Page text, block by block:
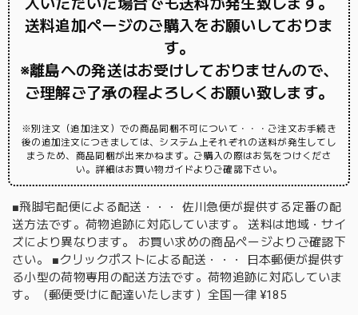
送料追加ページのご購入をお願いしておりま
す。
※離島への発送はお受けしておりませんので、
ご理解ご了承の程よろしくお願い致します。
※別注文（追加注文）での商品同梱不可について・・・ご注文お手続き
後の追加注文につきましては、システム上それぞれの送料が発生してし
まうため、商品同梱が出来かねます。ご購入の際はお気をつけくださ
い。詳細はお買い物ガイドよりご確認下さい。
■飛脚宅配便による配送・・・ 佐川急便が提供する定番の配
送方法です。荷物追跡に対応しています。 送料は地域・サイ
ズにより異なります。 お買い求めの商品ページよりご確認下
さい。 ■クリックポストによる配送・・・ 日本郵便が提供す
る小型の荷物専用の配送方法です。荷物追跡に対応していま
す。（郵便受けに配達いたします）全国一律 ¥185